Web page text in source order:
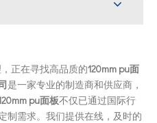
正在寻找高品质的120mm pu面
是一家专业的制造商和供应商，
pu面板不仅已通过国际行
制需求。我们提供在线，及时的